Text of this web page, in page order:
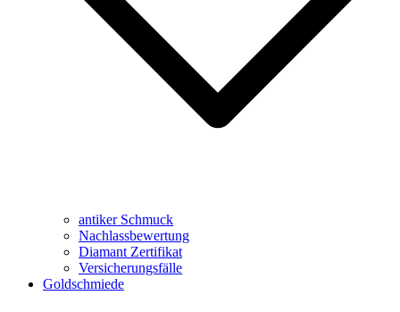
antiker Schmuck
Nachlassbewertung
Diamant Zertifikat
Versicherungsfälle
Goldschmiede